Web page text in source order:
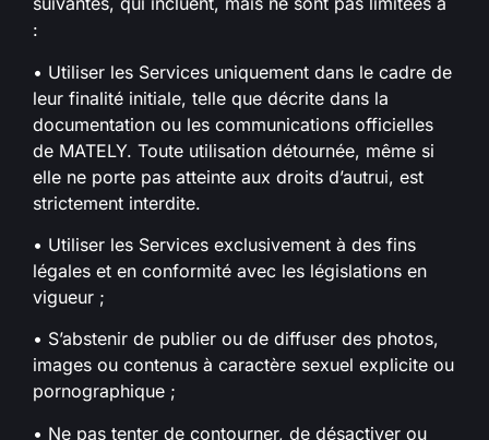
:
• Utiliser les Services uniquement dans le cadre de
leur finalité initiale, telle que décrite dans la
documentation ou les communications officielles
de MATELY. Toute utilisation détournée, même si
elle ne porte pas atteinte aux droits d’autrui, est
strictement interdite.
• Utiliser les Services exclusivement à des fins
légales et en conformité avec les législations en
vigueur ;
• S’abstenir de publier ou de diffuser des photos,
images ou contenus à caractère sexuel explicite ou
pornographique ;
• Ne pas tenter de contourner, de désactiver ou